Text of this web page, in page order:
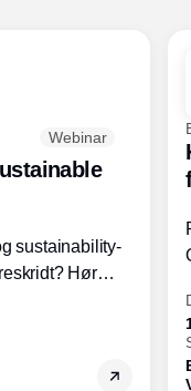
Webinar
sustainability-
Hør
- så du